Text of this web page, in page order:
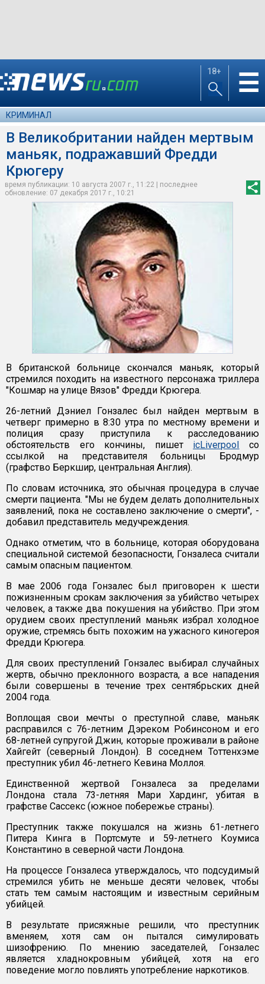
18+ ☰
КРИМИНАЛ
В Великобритании найден мертвым
маньяк, подражавший Фредди
Крюгеру
время публикации: 10 августа 2007 г., 11:22 | последнее
обновление: 07 декабря 2017 г., 10:21
В британской больнице скончался маньяк, который
стремился походить на известного персонажа триллера
"Кошмар на улице Вязов" Фредди Крюгера.
26-летний Дэниел Гонзалес был найден мертвым в
четверг примерно в 8:30 утра по местному времени и
полиция сразу приступила к расследованию
обстоятельств его кончины, пишет icLiverpool со
ссылкой на представителя больницы Бродмур
(графство Беркшир, центральная Англия).
По словам источника, это обычная процедура в случае
смерти пациента. "Мы не будем делать дополнительных
заявлений, пока не составлено заключение о смерти", -
добавил представитель медучреждения.
Однако отметим, что в больнице, которая оборудована
специальной системой безопасности, Гонзалеса считали
самым опасным пациентом.
В мае 2006 года Гонзалес был приговорен к шести
пожизненным срокам заключения за убийство четырех
человек, а также два покушения на убийство. При этом
орудием своих преступлений маньяк избрал холодное
оружие, стремясь быть похожим на ужасного киногероя
Фредди Крюгера.
Для своих преступлений Гонзалес выбирал случайных
жертв, обычно преклонного возраста, а все нападения
были совершены в течение трех сентябрьских дней
2004 года.
Воплощая свои мечты о преступной славе, маньяк
расправился с 76-летним Дэреком Робинсоном и его
68-летней супругой Джин, которые проживали в районе
Хайгейт (северный Лондон). В соседнем Тоттенхэме
преступник убил 46-летнего Кевина Моллоя.
Единственной жертвой Гонзалеса за пределами
Лондона стала 73-летняя Мари Хардинг, убитая в
графстве Сассекс (южное побережье страны).
Преступник также покушался на жизнь 61-летнего
Питера Кинга в Портсмуте и 59-летнего Коумиса
Константино в северной части Лондона.
На процессе Гонзалеса утверждалось, что подсудимый
стремился убить не меньше десяти человек, чтобы
стать тем самым настоящим и известным серийным
убийцей.
В результате присяжные решили, что преступник
вменяем, хотя сам он пытался симулировать
шизофрению. По мнению заседателей, Гонзалес
является хладнокровным убийцей, хотя на его
поведение могло повлиять употребление наркотиков.